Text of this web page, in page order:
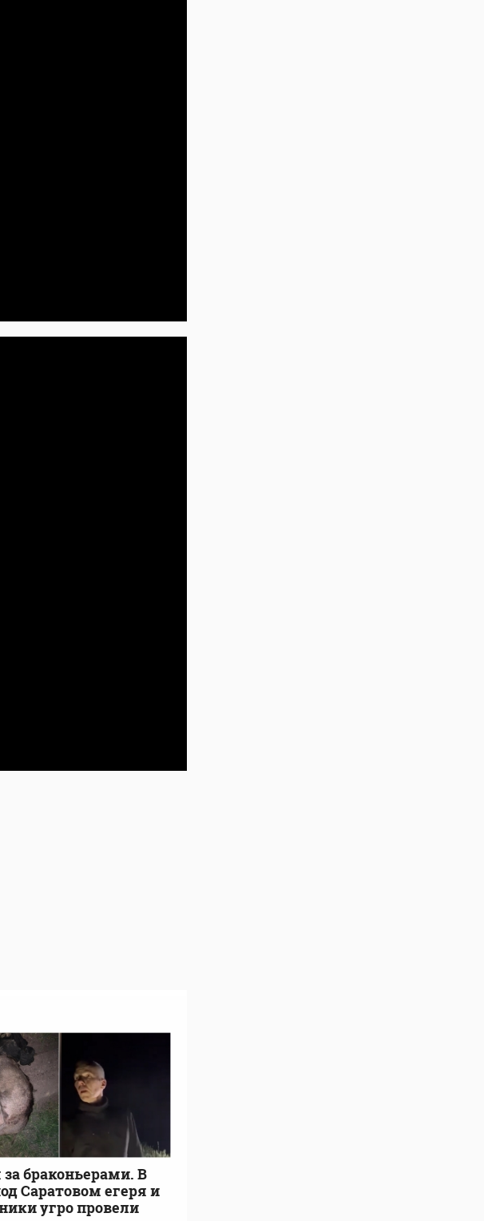
браконьерами. В
Саратовом егеря и
угро провели